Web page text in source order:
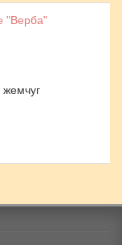
жемчуг